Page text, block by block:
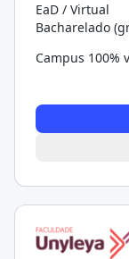
EaD / Virtual
Bacharelado
Campus 100%